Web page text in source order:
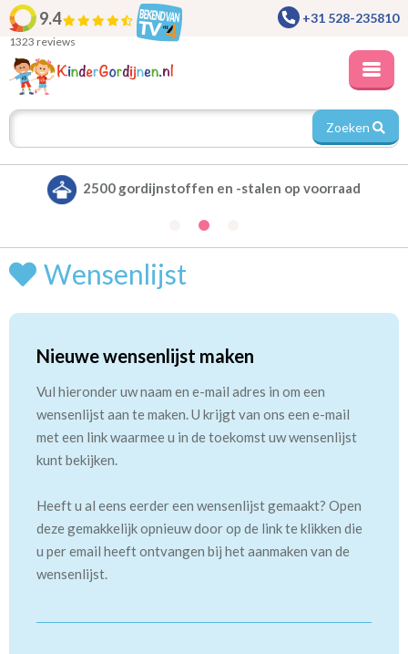
9.4
1323 reviews
+31 528-235810
Zoeken
2500 gordijnstoffen en -stalen op voorraad
Wensenlijst
Nieuwe wensenlijst maken
Vul hieronder uw naam en e-mail adres in om een
wensenlijst aan te maken. U krijgt van ons een e-mail
met een link waarmee u in de toekomst uw wensenlijst
kunt bekijken.
Heeft u al eens eerder een wensenlijst gemaakt? Open
deze gemakkelijk opnieuw door op de link te klikken die
u per email heeft ontvangen bij het aanmaken van de
wensenlijst.